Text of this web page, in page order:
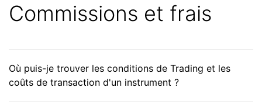
Commissions et frais
Où puis-je trouver les conditions de Trading et les
coûts de transaction d'un instrument ?